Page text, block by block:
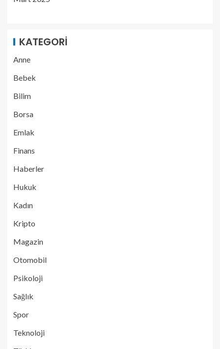
KATEGORI
Anne
Bebek
Bilim
Borsa
Emlak
Finans
Haberler
Hukuk
Kadın
Kripto
Magazin
Otomobil
Psikoloji
Sağlık
Spor
Teknoloji